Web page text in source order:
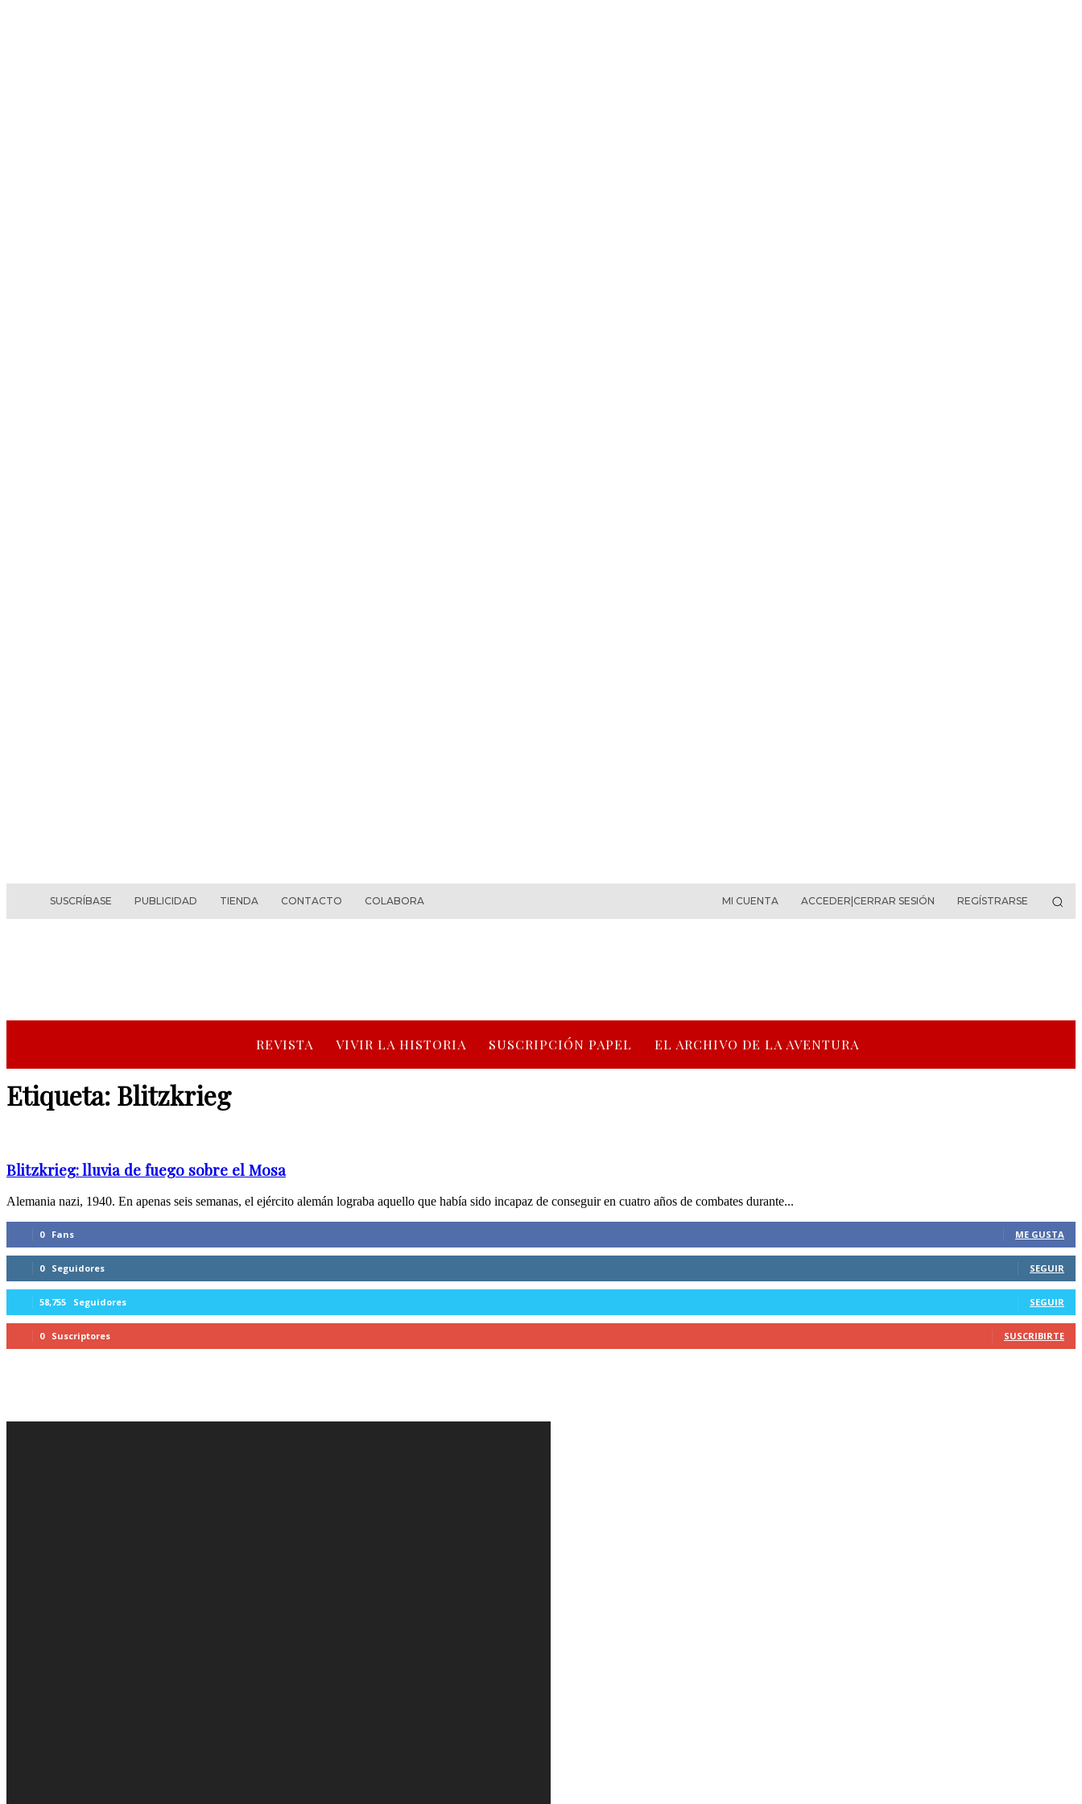
SUSCRÍBASE PUBLICIDAD TIENDA CONTACTO COLABORA MI CUENTA ACCEDER|CERRAR SESIÓN REGÍSTRARSE
REVISTA VIVIR LA HISTORIA SUSCRIPCIÓN PAPEL EL ARCHIVO DE LA AVENTURA
Etiqueta: Blitzkrieg
Blitzkrieg: lluvia de fuego sobre el Mosa
Alemania nazi, 1940. En apenas seis semanas, el ejército alemán lograba aquello que había sido incapaz de conseguir en cuatro años de combates durante...
0 Fans ME GUSTA
0 Seguidores SEGUIR
58,755 Seguidores SEGUIR
0 Suscriptores SUSCRIBIRTE